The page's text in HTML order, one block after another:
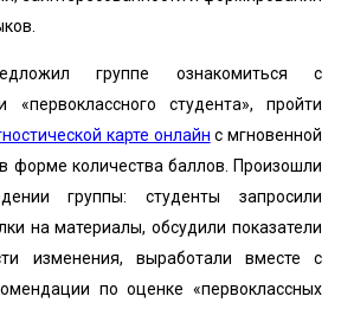
группе ознакомиться с
«первоклассного студента», пройти
карте онлайн с мгновенной
форме количества баллов. Произошли
группы: студенты запросили
на материалы, обсудили показатели
изменения, выработали вместе с
по оценке «‎первоклассных